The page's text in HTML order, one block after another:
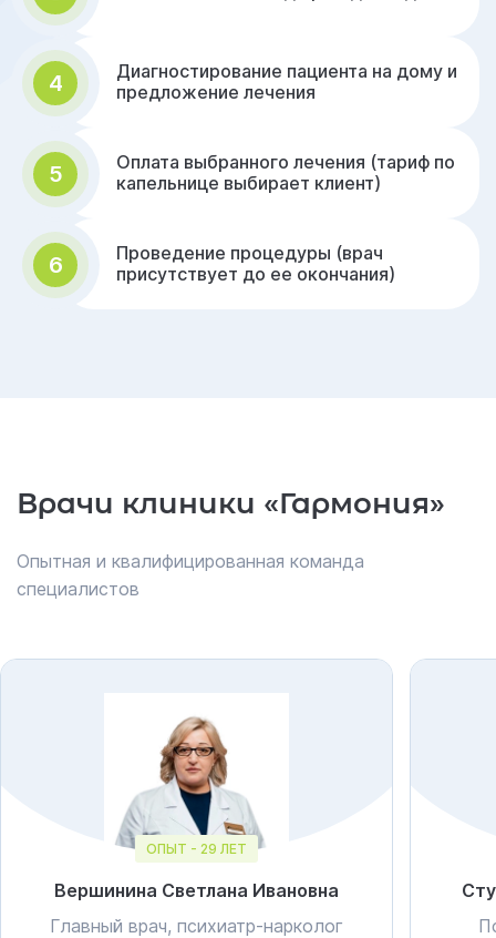
4
Диагностирование пациента на дому и
предложение лечения
5
Оплата выбранного лечения (тариф по
капельнице выбирает клиент)
6
Проведение процедуры (врач
присутствует до ее окончания)
Врачи клиники «Гармония»
Опытная и квалифицированная команда
специалистов
ОПЫТ - 29 ЛЕТ
Вершинина Светлана Ивановна
Главный врач, психиатр-нарколог